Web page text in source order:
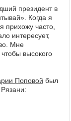
президент в
Когда я
прихожу часто,
интересует,
Мне
высокого
Поповой был